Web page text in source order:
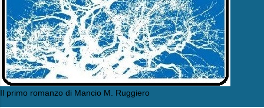
Il primo romanzo di Mancio M. Ruggiero